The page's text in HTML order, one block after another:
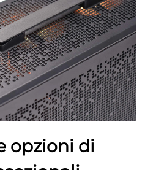
opzioni di